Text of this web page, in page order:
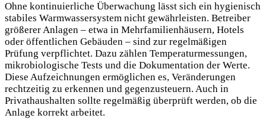
Ohne kontinuierliche Überwachung lässt sich ein hygienisch
stabiles Warmwassersystem nicht gewährleisten. Betreiber
größerer Anlagen – etwa in Mehrfamilienhäusern, Hotels
oder öffentlichen Gebäuden – sind zur regelmäßigen
Prüfung verpflichtet. Dazu zählen Temperaturmessungen,
mikrobiologische Tests und die Dokumentation der Werte.
Diese Aufzeichnungen ermöglichen es, Veränderungen
rechtzeitig zu erkennen und gegenzusteuern. Auch in
Privathaushalten sollte regelmäßig überprüft werden, ob die
Anlage korrekt arbeitet.